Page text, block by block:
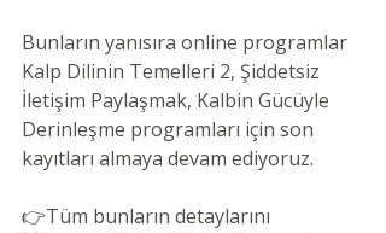
Bunların yanısıra online programlar
Kalp Dilinin Temelleri 2, Şiddetsiz
İletişim Paylaşmak, Kalbin Gücüyle
Derinleşme programları için son
kayıtları almaya devam ediyoruz.
👉Tüm bunların detaylarını